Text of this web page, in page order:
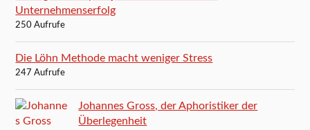
Unternehmenserfolg
250 Aufrufe
Die Löhn Methode macht weniger Stress
247 Aufrufe
Johannes Gross, der Aphoristiker der
Überlegenheit